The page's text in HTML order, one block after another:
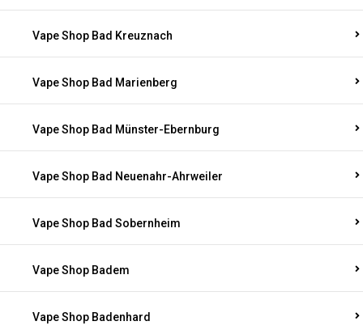
Vape Shop Bad Kreuznach
Vape Shop Bad Marienberg
Vape Shop Bad Münster-Ebernburg
Vape Shop Bad Neuenahr-Ahrweiler
Vape Shop Bad Sobernheim
Vape Shop Badem
Vape Shop Badenhard